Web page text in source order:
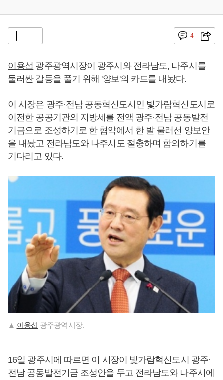
4
이용섭 광주광역시장이 광주시와 전라남도, 나주시를
둘러싼 갈등을 풀기 위해 '양보'의 카드를 내놨다.
이 시장은 광주·전남 공동혁신도시인 빛가람혁신도시로
이전한 공공기관의 지방세를 전액 광주·전남 공동발전
기금으로 조성하기로 한 협약에서 한 발 물러선 양보안
을 내놨고 전라남도와 나주시도 절충하며 합의하기를
기다리고 있다.
▲ 이용섭 광주광역시장.
16일 광주시에 따르면 이 시장이 빛가람혁신도시 광주·
전남 공동발전기금 조성안을 두고 전라남도와 나주시에